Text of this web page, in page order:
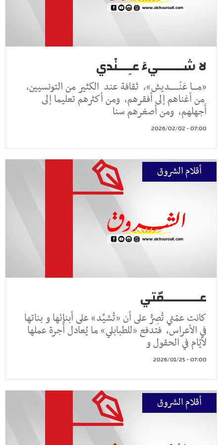
لا شـــــــيءَ عـِـــنْدي
«مـــا عَنْــــــديش»، ثقافة عند الكثير من التونسيين،
من أغناهم إلى أفقرهم، ومن أكثرهم تعليما إلى
أَجهلهم، ومن أصغرهم سنا
07:00 - 2026/02/02
أقلام الشروق
عــــــــــمّتي
كانت عمّتي تُصِرُّ على أن «تُشيِّد» على أبنائها و بناتها
في الأعراس، فتدفع «للطبابلي» ما يُعادل أُجرة عملها
لأيّام في الحقول و
07:00 - 2026/01/25
أقلام الشروق